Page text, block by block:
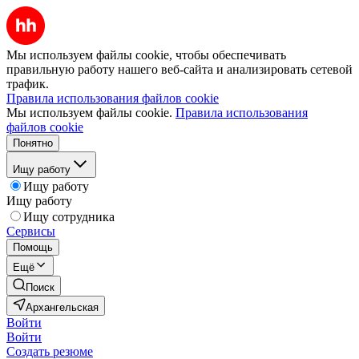
Мы используем файлы cookie, чтобы обеспечивать
правильную работу нашего веб-сайта и анализировать сетевой
трафик.
Правила использования файлов cookie
Мы используем файлы cookie. Правила использования
файлов cookie
Понятно
Ищу работу
Ищу работу
Ищу работу
Ищу сотрудника
Сервисы
Помощь
Ещё
Поиск
Архангельская
Войти
Войти
Создать резюме